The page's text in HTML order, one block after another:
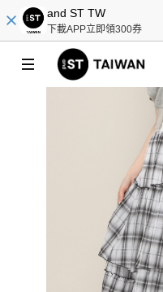
and ST TW
下載APP立即領300券